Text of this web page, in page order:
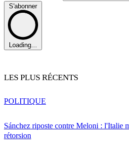
S'abonner
Loading...
LES PLUS RÉCENTS
Sánchez riposte contre Meloni : l'Italie
rétorsion
POLITIQUE